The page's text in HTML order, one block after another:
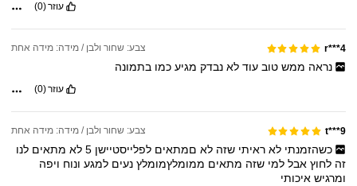
עוזר(0)
r***4 צבע: שחור ולבן / מידה: מידה אחת
נראה ממש טוב עוד לא נבדק מגיע כמו בתמונה
עוזר(0)
t***9 צבע: שחור ולבן / מידה: מידה אחת
כשהזמנתי לא ראיתי שזה לא םמתאים לפלייסטיישן 5 לא מתאים לנו
זהלחוץאבללמישזה מתאים ממומלץמומלץנעיםלמגע ונוח ויפה
ומרגישאיכותי